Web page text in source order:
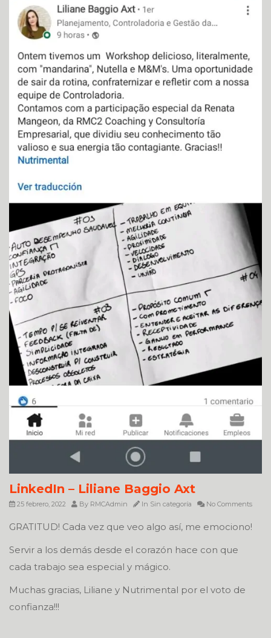
LinkedIn – Liliane Baggio Axt
25 febrero, 2022 By RMCAdmin In Sin categoría No Comments
GRATITUD! Cada vez que veo algo así, me emociono!
Servir a los demás desde el corazón hace con que
cada trabajo sea especial y mágico.
Muchas gracias, Liliane y Nutrimental por el voto de
confianza!!!